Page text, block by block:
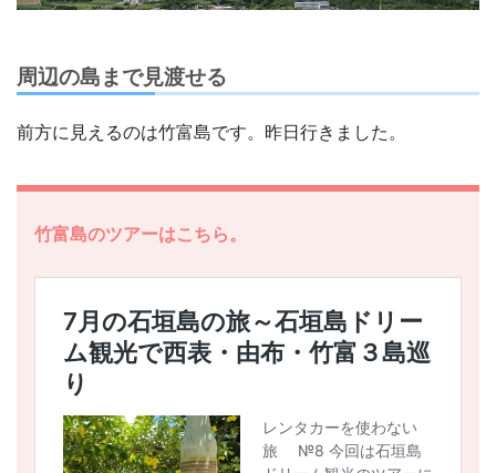
周辺の島まで見渡せる
前方に見えるのは竹富島です。昨日行きました。
竹富島のツアーはこちら。